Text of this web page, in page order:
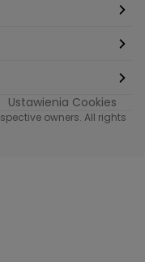
Ustawienia Cookies
owners. All rights